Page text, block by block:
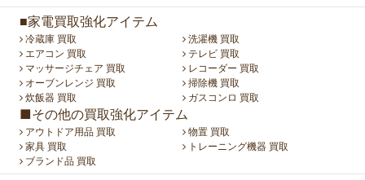
■家電買取強化アイテム
冷蔵庫 買取
洗濯機 買取
エアコン 買取
テレビ 買取
マッサージチェア 買取
レコーダー 買取
オーブンレンジ 買取
掃除機 買取
炊飯器 買取
ガスコンロ 買取
■その他の買取強化アイテム
アウトドア用品 買取
物置 買取
家具 買取
トレーニング機器 買取
ブランド品 買取